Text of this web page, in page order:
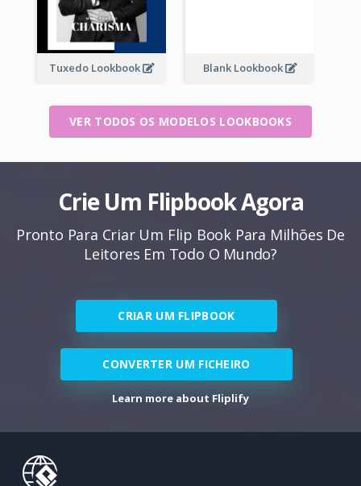
Tuxedo Lookbook Blank Lookbook
VER TODOS OS MODELOS LOOKBOOKS
Crie Um Flipbook Agora
Pronto Para Criar Um Flip Book Para Milhões De
Leitores Em Todo O Mundo?
CRIAR UM FLIPBOOK
CONVERTER UM FICHEIRO
Learn more about Fliplify